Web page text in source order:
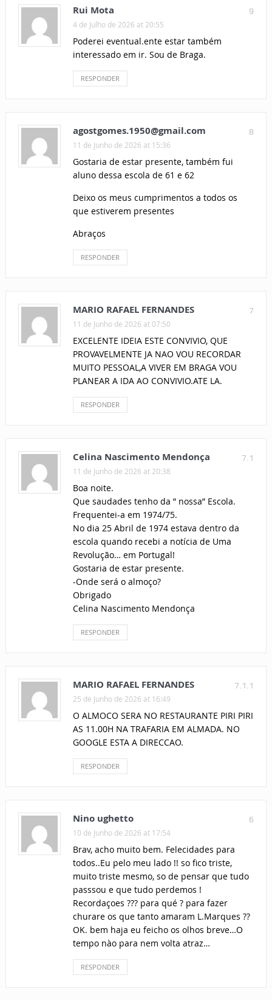
9
Rui Mota
4 de Julho de 2026 at 20:55
Poderei eventual.ente estar também
interessado em ir. Sou de Braga.
RESPONDER
8
agostgomes.1950@gmail.com
11 de Junho de 2026 at 15:36
Gostaria de estar presente, também fui
aluno dessa escola de 61 e 62
Deixo os meus cumprimentos a todos os
que estiverem presentes
Abraços
RESPONDER
7
MARIO RAFAEL FERNANDES
11 de Junho de 2026 at 07:50
EXCELENTE IDEIA ESTE CONVIVIO, QUE
PROVAVELMENTE JA NAO VOU RECORDAR
MUITO PESSOAL,A VIVER EM BRAGA VOU
PLANEAR A IDA AO CONVIVIO.ATE LA.
RESPONDER
7.1
Celina Nascimento Mendonça
11 de Junho de 2026 at 20:38
Boa noite.
Que saudades tenho da ” nossa” Escola.
Frequentei-a em 1974/75.
No dia 25 Abril de 1974 estava dentro da
escola quando recebi a notícia de Uma
Revolução… em Portugal!
Gostaria de estar presente.
-Onde será o almoço?
Obrigado
Celina Nascimento Mendonça
RESPONDER
7.1.1
MARIO RAFAEL FERNANDES
25 de Junho de 2026 at 16:49
O ALMOCO SERA NO RESTAURANTE PIRI PIRI
AS 11.00H NA TRAFARIA EM ALMADA. NO
GOOGLE ESTA A DIRECCAO.
RESPONDER
6
Nino ughetto
10 de Junho de 2026 at 17:54
Brav, acho muito bem. Felecidades para
todos..Eu pelo meu lado !! so fico triste,
muito triste mesmo, so de pensar que tudo
passsou e que tudo perdemos !
Recordaçoes ??? para qué ? para fazer
churare os que tanto amaram L.Marques ??
OK. bem haja eu feicho os olhos breve…O
tempo nào para nem volta atraz…
RESPONDER